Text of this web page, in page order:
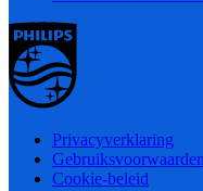
Privacyverklaring
Gebruiksvoorwaarden
Cookie-beleid